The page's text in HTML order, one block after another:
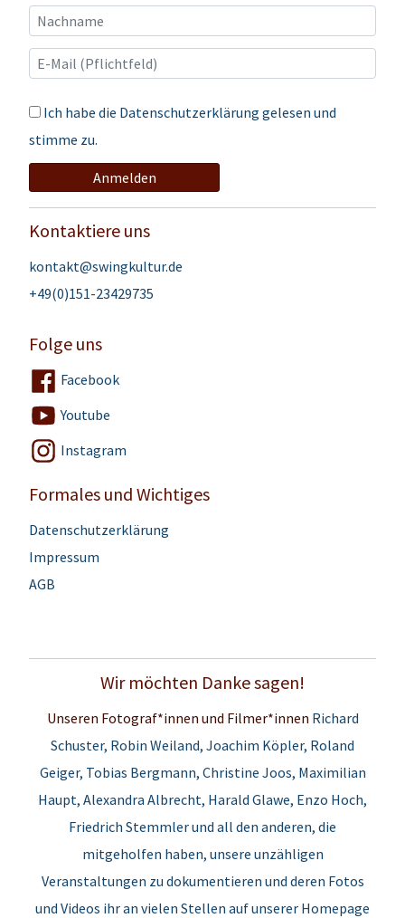
Ich habe die Datenschutzerklärung gelesen und
stimme zu.
Anmelden
Kontaktiere uns
kontakt@swingkultur.de
+49(0)151-23429735
Folge uns
Facebook
Youtube
Instagram
Formales und Wichtiges
Datenschutzerklärung
Impressum
AGB
Wir möchten Danke sagen!
Unseren Fotograf*innen und Filmer*innen Richard
Schuster, Robin Weiland, Joachim Köpler, Roland
Geiger, Tobias Bergmann, Christine Joos, Maximilian
Haupt, Alexandra Albrecht, Harald Glawe, Enzo Hoch,
Friedrich Stemmler und all den anderen, die
mitgeholfen haben, unsere unzähligen
Veranstaltungen zu dokumentieren und deren Fotos
und Videos ihr an vielen Stellen auf unserer Homepage